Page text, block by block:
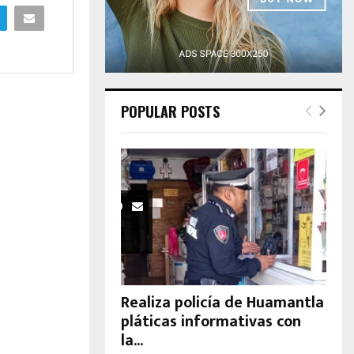
POPULAR POSTS
Realiza policía de Huamantla
pláticas informativas con
la...